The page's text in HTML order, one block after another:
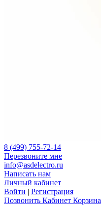
8 (499) 755-72-14
Перезвоните мне
info@asdelectro.ru
Написать нам
Личный кабинет
Войти | Регистрация
Позвонить Кабинет Корзина